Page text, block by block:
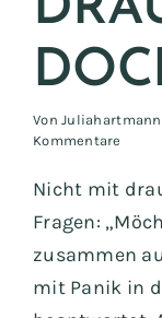
Von
Kommentare
Nicht mit
Fragen:
zusammen
mit Panik in